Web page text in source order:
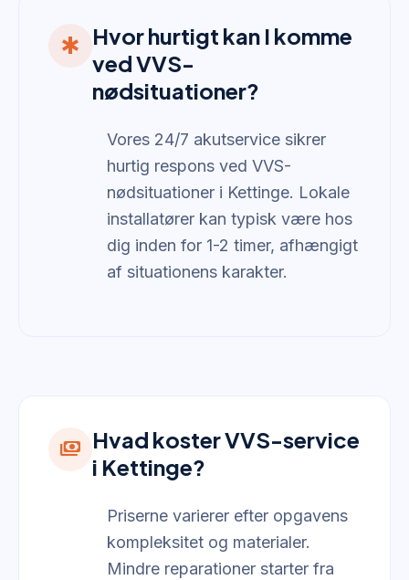
emergency
Hvor hurtigt kan I komme
ved VVS-
nødsituationer?
Vores 24/7 akutservice sikrer
hurtig respons ved VVS-
nødsituationer i Kettinge. Lokale
installatører kan typisk være hos
dig inden for 1-2 timer, afhængigt
af situationens karakter.
payments Hvad koster VVS-service
i Kettinge?
Priserne varierer efter opgavens
kompleksitet og materialer.
Mindre reparationer starter fra